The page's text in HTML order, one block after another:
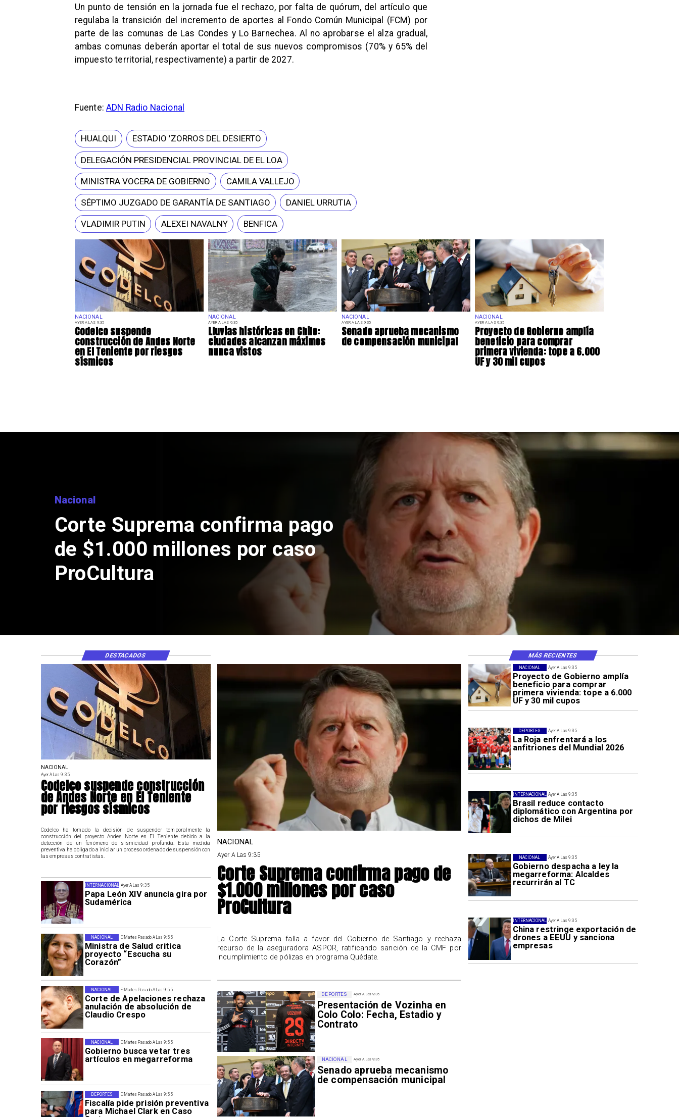
NACIONAL
AYER A LAS 9:35
Codelco suspende
construcción de Andes Norte
en El Teniente por riesgos
sísmicos
NACIONAL
AYER A LAS 9:35
Lluvias históricas en Chile:
ciudades alcanzan máximos
nunca vistos
NACIONAL
AYER A LAS 9:35
Senado aprueba mecanismo
de compensación municipal
NACIONAL
AYER A LAS 9:35
Proyecto de Gobierno amplía
beneficio para comprar
primera vivienda: tope a 6.000
UF y 30 mil cupos
Un punto de tensión en la jornada fue el rechazo, por falta de quórum, del artículo que
regulaba la transición del incremento de aportes al Fondo Común Municipal (FCM) por
parte de las comunas de Las Condes y Lo Barnechea. Al no aprobarse el alza gradual,
ambas comunas deberán aportar el total de sus nuevos compromisos (70% y 65% del
impuesto territorial, respectivamente) a partir de 2027.
Fuente:ADN Radio Nacional
HUALQUI ESTADIO 'ZORROS DEL DESIERTO
DELEGACIÓN PRESIDENCIAL PROVINCIAL DE EL LOA
MINISTRA VOCERA DE GOBIERNO CAMILA VALLEJO
SÉPTIMO JUZGADO DE GARANTÍA DE SANTIAGO DANIEL URRUTIA
VLADIMIR PUTIN ALEXEI NAVALNY BENFICA
Nacional
Corte Suprema confirma pago
de $1.000 millones por caso
ProCultura
Ayer A Las 9:35
Proyecto de Gobierno amplía
beneficio para comprar
primera vivienda: tope a 6.000
UF y 30 mil cupos
NACIONAL
Ayer A Las 9:35
La Roja enfrentará a los
anfitriones del Mundial 2026
DEPORTES
Ayer A Las 9:35
Brasil reduce contacto
diplomático con Argentina por
dichos de Milei
INTERNACIONAL
Ayer A Las 9:35
Gobierno despacha a ley la
megarreforma: Alcaldes
recurrirán al TC
NACIONAL
Ayer A Las 9:35
China restringe exportación de
drones a EEUU y sanciona
empresas
INTERNACIONAL
Ayer A Las 9:35
Papa León XIV anuncia gira por
Sudamérica
INTERNACIONAL
El Martes Pasado A Las 9:55
Ministra de Salud critica
proyecto “Escucha su
Corazón”
NACIONAL
El Martes Pasado A Las 9:55
Corte de Apelaciones rechaza
anulación de absolución de
Claudio Crespo
NACIONAL
El Martes Pasado A Las 9:55
Gobierno busca vetar tres
artículos en megarreforma
NACIONAL
El Martes Pasado A Las 9:55
Fiscalía pide prisión preventiva
para Michael Clark en Caso
DEPORTES
Ayer A Las 9:35
Presentación de Vozinha en
Colo Colo: Fecha, Estadio y
Contrato
DEPORTES
Ayer A Las 9:35
Senado aprueba mecanismo
de compensación municipal
NACIONAL
NACIONAL
Ayer A Las 9:35
Codelco suspende construcción
de Andes Norte en El Teniente
por riesgos sísmicos
Codelco ha tomado la decisión de suspender temporalmente la
construcción del proyecto Andes Norte en El Teniente debido a la
detección de un fenómeno de sismicidad profunda. Esta medida
preventiva ha obligado a iniciar un proceso ordenado de suspensión con
las empresas contratistas.
NACIONAL
Ayer A Las 9:35
Corte Suprema confirma pago de
$1.000 millones por caso
ProCultura
La Corte Suprema falla a favor del Gobierno de Santiago y rechaza
recurso de la aseguradora ASPOR, ratificando sanción de la CMF por
incumplimiento de pólizas en programa Quédate.
DESTACADOS MÁS RECIENTES